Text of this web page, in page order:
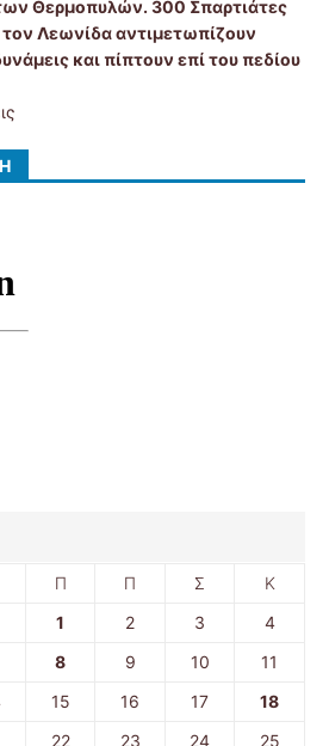
Θερμοπυλών. 300 Σπαρτιάτες
τον Λεωνίδα αντιμετωπίζουν
και πίπτουν επί του πεδίου
Π Π Σ
Κ
1
2 3
4
8 9 10
11
15 16 17
18
22 23 24 25